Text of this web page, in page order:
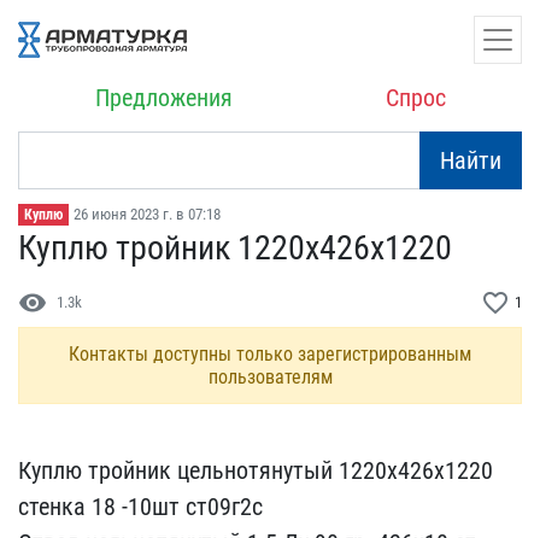
Предложения Спрос
Найти
Куплю 26 июня 2023 г. в 07:18
Куплю тройник 1220х426х1​220
visibility 1.3k favorite_border 1
Контакты доступны только зарегистрированным
пользователям
Куплю тройник цельнотян​утый 1220х426х1220
стенк​а 18 -10шт ст09г2с